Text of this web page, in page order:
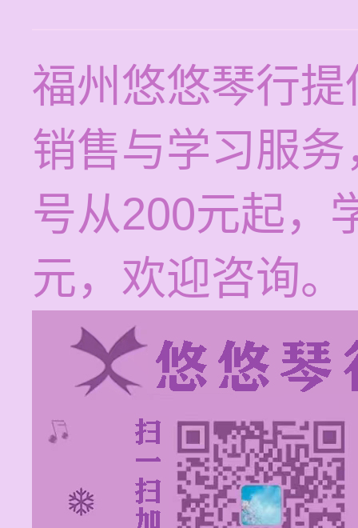
福州悠悠琴行
销售与学习服
号从200元起，
元，欢迎咨询。